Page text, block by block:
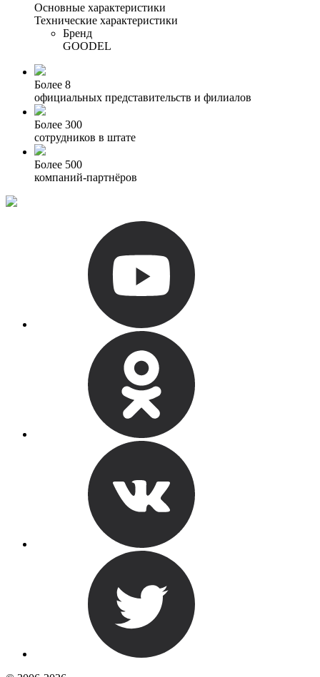
Основные характеристики
Технические характеристики
Бренд
GOODEL
Более 8
официальных представительств и филиалов
Более 300
сотрудников в штате
Более 500
компаний-партнёров